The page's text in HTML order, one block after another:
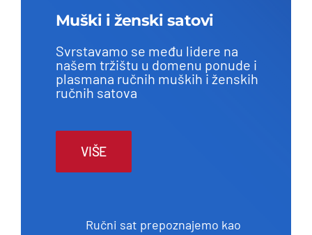
Muški i ženski satovi
Svrstavamo se među lidere na
našem tržištu u domenu ponude i
plasmana ručnih muških i ženskih
ručnih satova
VIŠE
Ručni sat prepoznajemo kao